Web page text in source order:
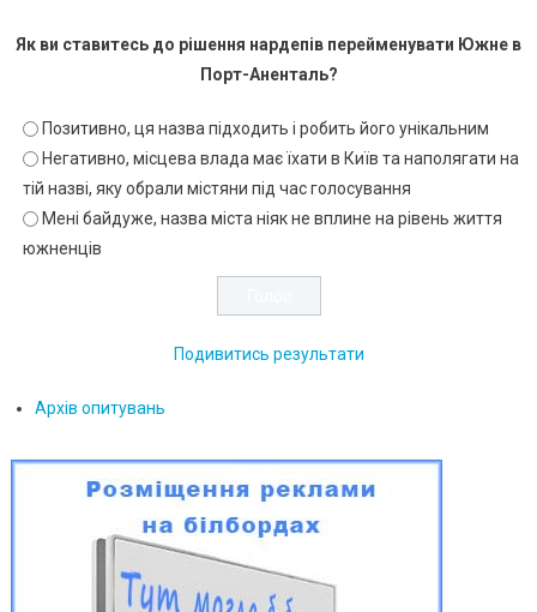
Як ви ставитесь до рішення нардепів перейменувати Южне в
Порт-Аненталь?
Позитивно, ця назва підходить і робить його унікальним
Негативно, місцева влада має їхати в Київ та наполягати на
тій назві, яку обрали містяни під час голосування
Мені байдуже, назва міста ніяк не вплине на рівень життя
южненців
Подивитись результати
Архів опитувань